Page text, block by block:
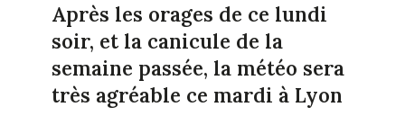
Après les orages de ce lundi
soir, et la canicule de la
semaine passée, la météo sera
très agréable ce mardi à Lyon